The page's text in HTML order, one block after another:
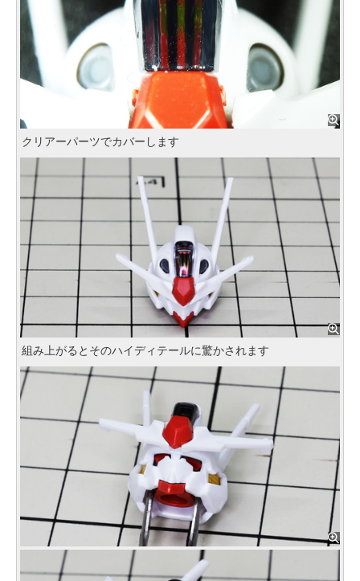
クリアーパーツでカバーします
組み上がるとそのハイディテールに驚かされます